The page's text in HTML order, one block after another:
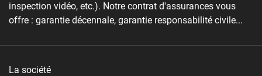
inspection vidéo, etc.). Notre contrat d'assurances vous
offre : garantie décennale, garantie responsabilité civile...
La société